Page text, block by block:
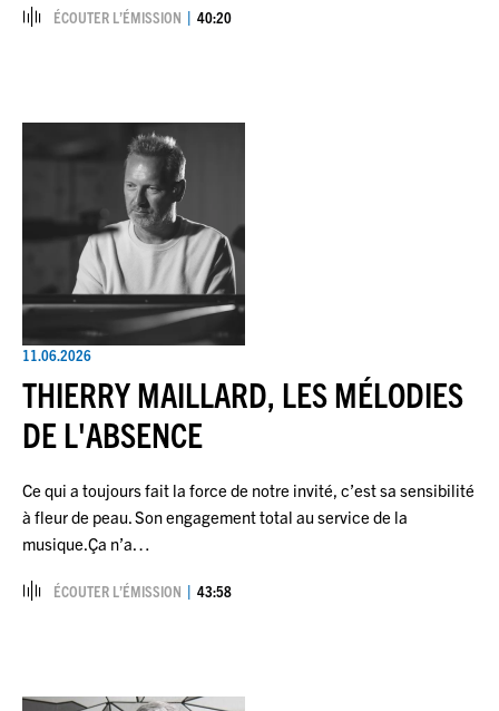
ÉCOUTER L’ÉMISSION 40:20
11.06.2026
THIERRY MAILLARD, LES MÉLODIES
DE L'ABSENCE
Ce qui a toujours fait la force de notre invité, c’est sa sensibilité
à fleur de peau. Son engagement total au service de la
musique.Ça n’a…
ÉCOUTER L’ÉMISSION 43:58